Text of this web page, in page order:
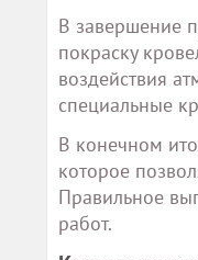
В завершение
покраску
воздействия
специальные
В конечном
которое
Правильное
работ.